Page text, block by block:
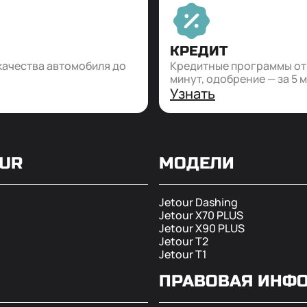
автомобиля до
КРЕДИТ
Кредитные программы
минут, одобрение — за 5
Узнать
МОДЕЛИ
Jetour Dashing
Jetour X70 PLUS
Jetour X90 PLUS
Jetour T2
Jetour T1
ПРАВОВАЯ